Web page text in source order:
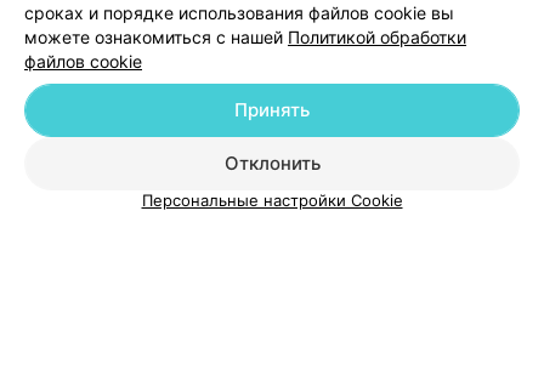
Добавить специалиста
сроках и порядке использования файлов cookie вы
можете ознакомиться с нашей Политикой обработки
файлов cookie
Отклонить
Принять
Персональные настройки Cookie